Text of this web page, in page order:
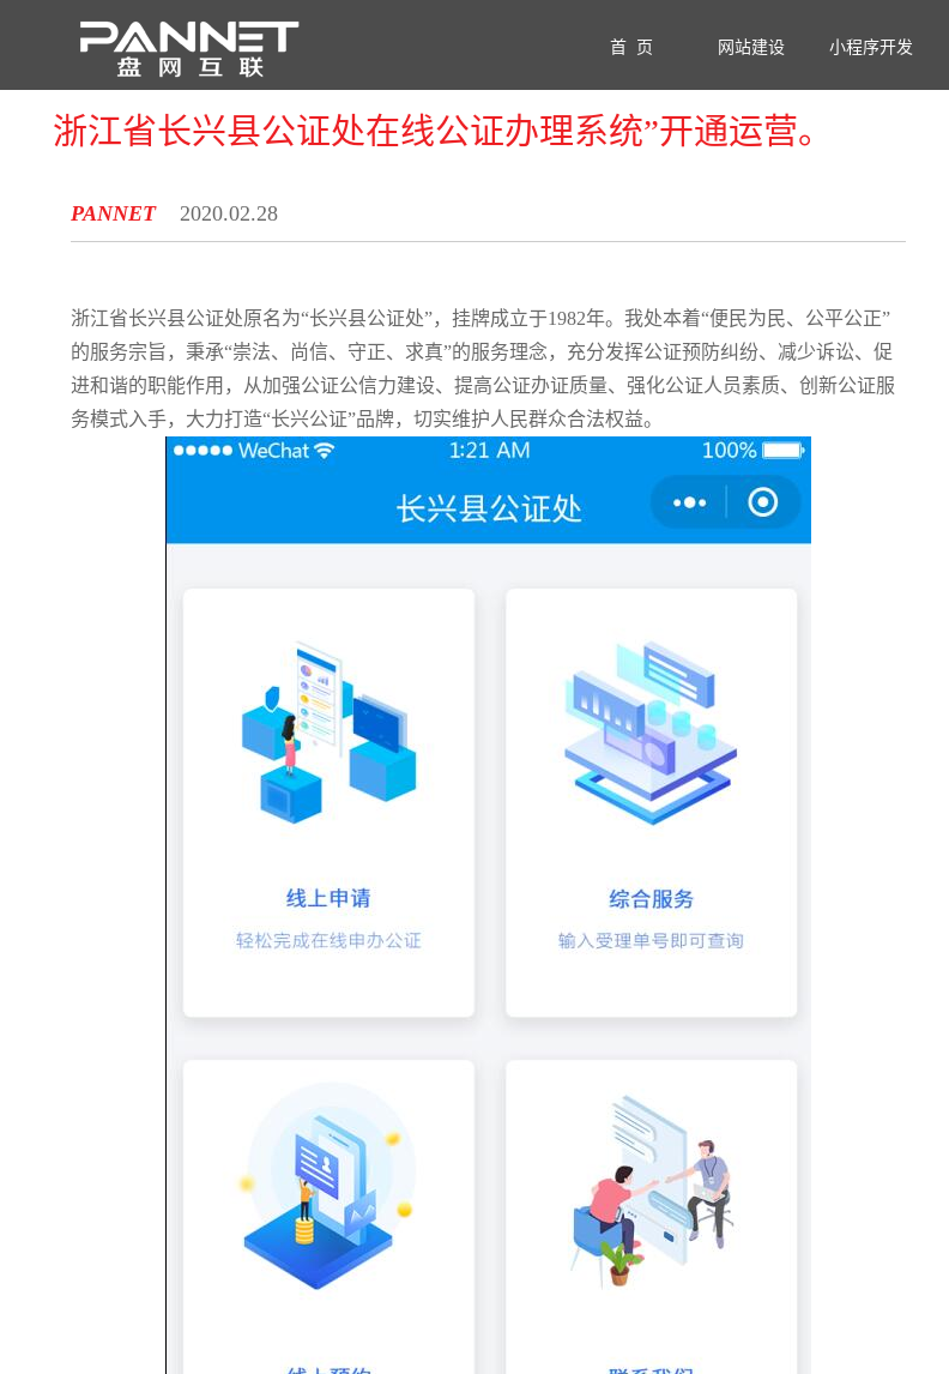
首 页 网站建设 小程序开发
浙江省长兴县公证处在线公证办理系统”开通运营。
PANNET 2020.02.28
浙江省长兴县公证处原名为“长兴县公证处”，挂牌成立于1982年。我处本着“便民为民、公平公正”
的服务宗旨，秉承“崇法、尚信、守正、求真”的服务理念，充分发挥公证预防纠纷、减少诉讼、促
进和谐的职能作用，从加强公证公信力建设、提高公证办证质量、强化公证人员素质、创新公证服
务模式入手，大力打造“长兴公证”品牌，切实维护人民群众合法权益。